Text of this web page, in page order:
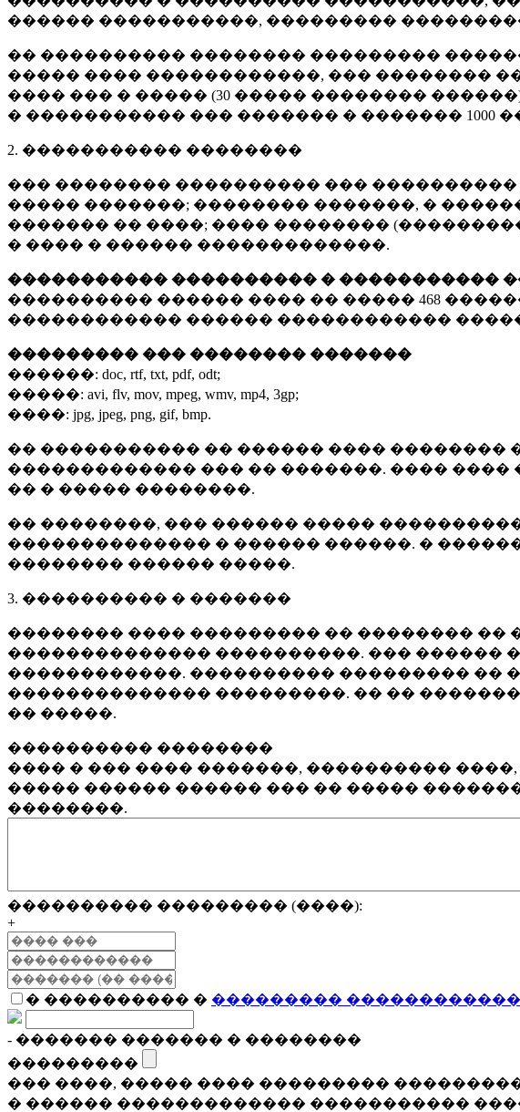
������ �����������, ���������
�� ���������� �������� ���������
����� ���� ������������, ��� ��������
���� ��� � ����� (30 ����� ��������
� ����������� ��� ������� � ������� 1000
2. ����������� ��������
��� �������� ���������� ���
����� �������; �������� �������, �
������� �� ����; ���� ��������
� ���� � ������ �������������.
����������� ���������� � �����������
���������� ������ ���� �� ����� 468
������������ ������ ������������
��������� ��� �������� �������
������: doc, rtf, txt, pdf, odt;
�����: avi, flv, mov, mpeg, wmv, mp4, 3gp;
����: jpg, jpeg, png, gif, bmp.
�� ����������� �� ������ ���� ��������
������������� ��� �� �������. ����
�� � ����� ��������.
�� ��������, ��� ������ �����
�������������� � ������ ������. �
�������� ������ �����.
3. ���������� � �������
�������� ���� ��������� �� �������� ��
�������������� ����������. ��� ������
������������. ���������� ��������� ��
�������������� ���������. �� ��
�� �����.
���������� ��������
���� � ��� ���� �������, ����������
����� ������ ������ ��� �� �����
��������.
���������� ��������� (����):
+
� ���������� � ���������
- ������� ������� � ��������
���������
��� ����, ����� ���� ���������
� ������ ������������� �����������